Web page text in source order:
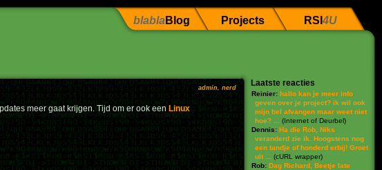
blabla Blog Projects RSI 4U
admin, nerd
meer gaat krijgen. Tijd om er ook een Linux
Laatste reacties
Reinier: hallo kan je meer info
geven over je project? ik wil ook
mijn bel afvangen maar weet niet
hoe? ...
(Internet of Deurbel)
Dennis: Ha die Rob, Niks
veranderd zie ik. Hoogstens nog
een tandje of honderd erbij! Groet
uit ...
(cURL wrapper)
Rob: Dag Richard, Beetje late